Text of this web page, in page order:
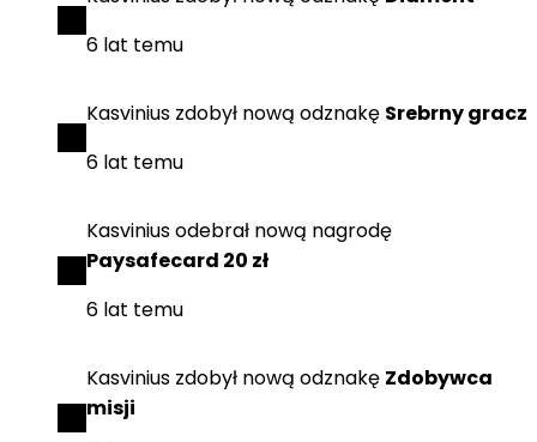
6 lat temu
Kasvinius zdobył nową odznakę Srebrny gracz
6 lat temu
Kasviniusodebrał nową nagrodę
Paysafecard 20 zł
6 lat temu
Kasvinius zdobył nową odznakę Zdobywca
misji